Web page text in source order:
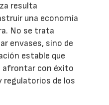
resulta
una economía
No se trata
envases, sino de
estable que
afrontar con éxito
regulatorios de los